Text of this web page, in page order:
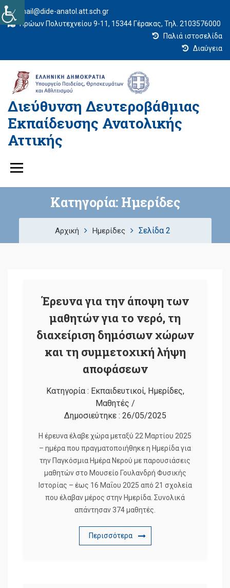
mail@dide-anatol.att.sch.gr
Ηρώων Πολυτεχνείου 9-11, 15344 Γέρακας, Τηλ. 2103576000
Παλιά ιστοσελίδα
Διαύγεια
Διεύθυνση Δευτεροβάθμιας
Εκπαίδευσης Ανατολικής
Αττικής
Κατηγορία: Ημερίδες
Αρχική Ημερίδες Σελίδα 2
Έρευνα για την άποψη των
μαθητών για το νερό, τη
διαχείριση δημόσιων χώρων
και τη συμμετοχική λήψη
αποφάσεων
Κατηγορία : Εκπαιδευτικοί, Ημερίδες,
Μαθητές /
Δημοσιεύτηκε : 26/05/2025
Η έρευνα έλαβε χώρα μεταξύ 22 Μαρτίου 2025
– ημέρα που πραγματοποιήθηκε η Ημερίδα για
την Παγκόσμια Ημέρα Νερού με παρουσιάσεις
μαθητών στο Μουσείο Γουλανδρή Φυσικής
Ιστορίας – έως 16 Μαΐου 2025 από 21 σχολεία
που έλαβαν μέρος στην Ημερίδα. Συνολικά
απάντησαν 374 μαθητές.
Περισσότερα